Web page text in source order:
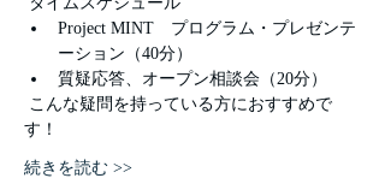
Project MINT　プログラム・プレゼンテ
ーション（40分）
質疑応答、オープン相談会（20分）
こんな疑問を持っている方におすすめで
す！
続きを読む >>